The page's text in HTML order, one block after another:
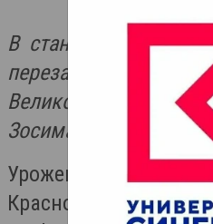
В станице
перезахоронили
Великой
Зосима.
Уроженец
Краснодарского